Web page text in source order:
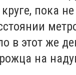
пока
в этот же
на